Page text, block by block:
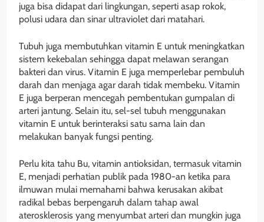
juga bisa didapat dari lingkungan, seperti asap rokok,
polusi udara dan sinar ultraviolet dari matahari.
Tubuh juga membutuhkan vitamin E untuk meningkatkan
sistem kekebalan sehingga dapat melawan serangan
bakteri dan virus. Vitamin E juga memperlebar pembuluh
darah dan menjaga agar darah tidak membeku. Vitamin
E juga berperan mencegah pembentukan gumpalan di
arteri jantung. Selain itu, sel-sel tubuh menggunakan
vitamin E untuk berinteraksi satu sama lain dan
melakukan banyak fungsi penting.
Perlu kita tahu Bu, vitamin antioksidan, termasuk vitamin
E, menjadi perhatian publik pada 1980-an ketika para
ilmuwan mulai memahami bahwa kerusakan akibat
radikal bebas berpengaruh dalam tahap awal
aterosklerosis yang menyumbat arteri dan mungkin juga